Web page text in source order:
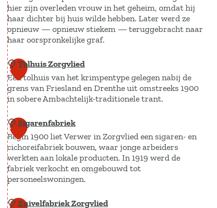
o
l
d
e
r
s
u
m
m
e
r
v
e
l
d
s
-
S
l
a
p
e
n
E
t
e
n
B
e
l
e
r
e
n
hier zijn overleden vrouw in het geheim, omdat hij
haar dichter bij huis wilde hebben. Later werd ze
opnieuw — opnieuw stiekem — teruggebracht naar
haar oorspronkelijke graf.
B
o
s
j
e
m
e
v
r
.
A
1
1
Tolhuis Zorgvlied
Een tolhuis van het krimpentype gelegen nabij de
grens van Friesland en Drenthe uit omstreeks 1900
in sobere Ambachtelijk-traditionele trant.
T
o
l
h
u
i
s
1
2
Sigarenfabriek
Begin 1900 liet Verwer in Zorgvlied een sigaren- en
cichoreifabriek bouwen, waar jonge arbeiders
werkten aan lokale producten. In 1919 werd de
fabriek verkocht en omgebouwd tot
personeelswoningen.
S
1
Zuivelfabriek Zorgvlied